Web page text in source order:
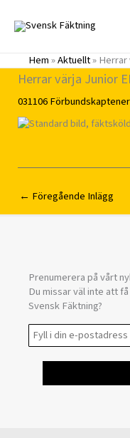
innehåll
Hem»Aktuellt»Herrar
Herrar värja Junior
031106Förbundskaptener
← Föregående Inlägg
Prenumerera på vårt
Du missar väl inte att
Svensk Fäktning?